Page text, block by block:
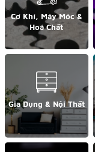
Cơ Khí, Máy Móc &
Hoá Chất
Gia Dụng & Nội Thất